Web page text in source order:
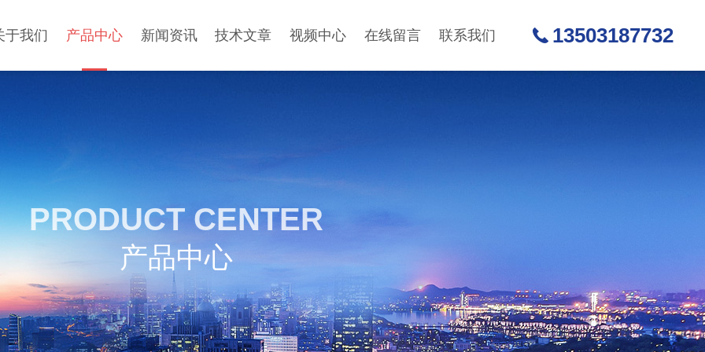
于我们 产品中心 新闻资讯 技术文章 视频中心 在线留言 联系我们 13503187732
PRODUCT CENTER
产品中心